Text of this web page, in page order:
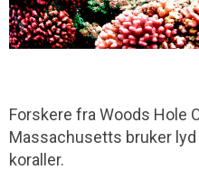
Forskere fra Woods Hole
Massachusetts bruker
koraller.